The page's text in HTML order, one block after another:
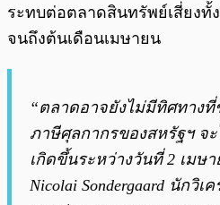
ระทบต่อตลาดสินทรัพย์เสี่ยงทั้
จนถึงต้นเดือนเมษายน
“ตลาดอาจยังไม่มีทิศทางที่
ภาษีศุลกากรของสหรัฐฯ จ
เกิดขึ้นระหว่างวันที่ 2 เมษ
Nicolai Sondergaard นักวิเ